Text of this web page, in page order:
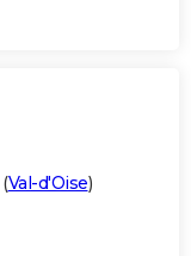
Val-d'Oise)